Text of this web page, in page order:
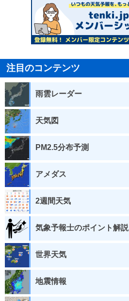
注目のコンテンツ
雨雲レーダー
天気図
PM2.5分布予測
アメダス
2週間天気
気象予報士のポイント解説
世界天気
地震情報